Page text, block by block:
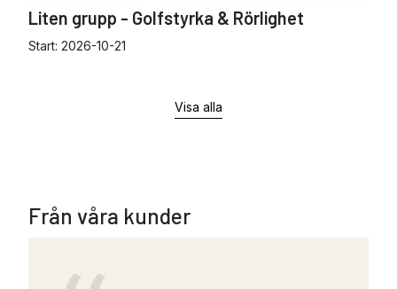
Liten grupp - Golfstyrka & Rörlighet
Start: 2026-10-21
Visa alla
Från våra kunder